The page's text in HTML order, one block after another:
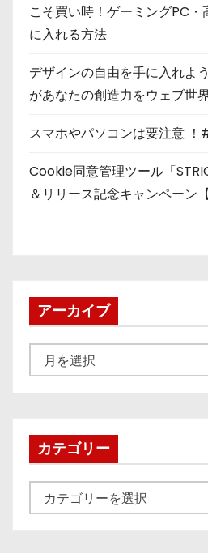
こそ買い時！ゲーミングPC
に入れる方法
デザインの自由を手に入れよ
があなたの創造力をウェブ世
スマホやパソコンは要注意
Cookie同意管理ツール「
＆リリース記念キャンペーン
アーカイブ
ー
ブカテゴリー
テ